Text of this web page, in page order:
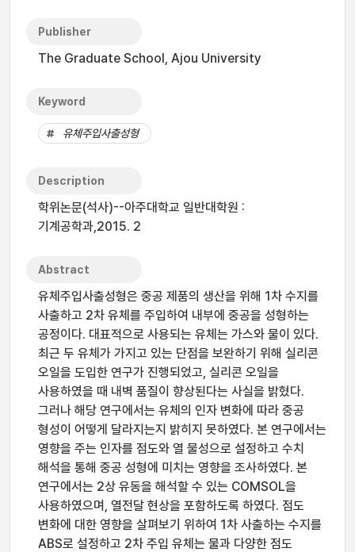
Publisher
The Graduate School, Ajou University
Keyword
유체주입사출성형
Description
학위논문(석사)--아주대학교 일반대학원 :
기계공학과,2015. 2
Abstract
유체주입사출성형은 중공 제품의 생산을 위해 1차 수지를
사출하고 2차 유체를 주입하여 내부에 중공을 성형하는
공정이다. 대표적으로 사용되는 유체는 가스와 물이 있다.
최근 두 유체가 가지고 있는 단점을 보완하기 위해 실리콘
오일을 도입한 연구가 진행되었고, 실리콘 오일을
사용하였을 때 내벽 품질이 향상된다는 사실을 밝혔다.
그러나 해당 연구에서는 유체의 인자 변화에 따라 중공
형성이 어떻게 달라지는지 밝히지 못하였다. 본 연구에서는
영향을 주는 인자를 점도와 열 물성으로 설정하고 수치
해석을 통해 중공 성형에 미치는 영향을 조사하였다. 본
연구에서는 2상 유동을 해석할 수 있는 COMSOL을
사용하였으며, 열전달 현상을 포함하도록 하였다. 점도
변화에 대한 영향을 살펴보기 위하여 1차 사출하는 수지를
ABS로 설정하고 2차 주입 유체는 물과 다양한 점도